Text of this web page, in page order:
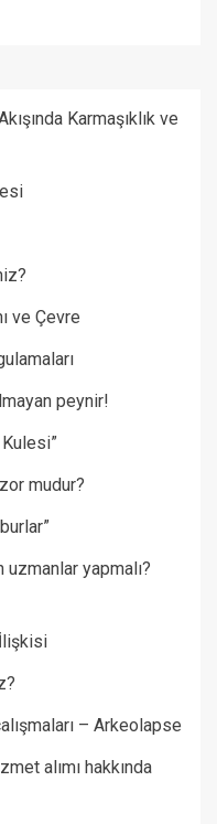
Karmaşıklık ve
ve Çevre
peynir!
Kulesi”
mudur?
uzmanlar yapmalı?
– Arkeolapse
alımı hakkında